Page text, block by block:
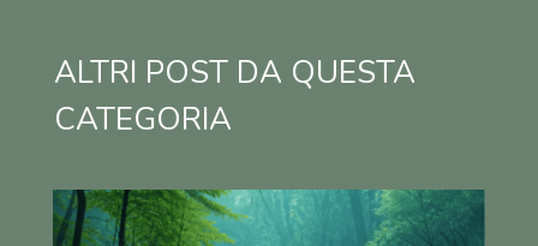
ALTRI POST DA QUESTA
CATEGORIA